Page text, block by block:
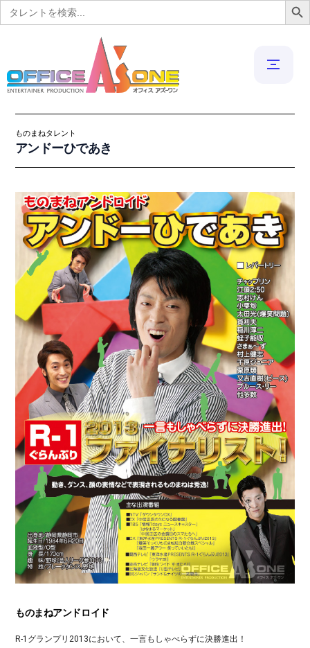
Search
for:
ものまねタレント
アンドーひであき
ものまねアンドロイド
R-1グランプリ2013において、一言もしゃべらずに決勝進出！